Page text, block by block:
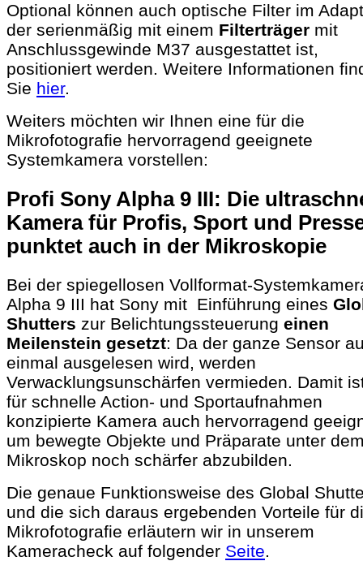
Optional können auch optische Filter im
der serienmäßig mit einem Filterträger mit
Anschlussgewinde M37 ausgestattet ist,
positioniert werden. Weitere Informationen
Sie hier.
Weiters möchten wir Ihnen eine für die
Mikrofotografie hervorragend geeignete
Systemkamera vorstellen:
Profi Sony Alpha 9 III: Die
Kamera für Profis, Sport und
punktet auch in der Mikroskopie
Bei der spiegellosen Vollformat-
Alpha 9 III hat Sony mit Einführung eines
Shutters zur Belichtungssteuerung einen
Meilenstein gesetzt: Da der ganze Sensor
einmal ausgelesen wird, werden
Verwacklungsunschärfen vermieden. Damit
für schnelle Action- und Sportaufnahmen
konzipierte Kamera auch hervorragend
um bewegte Objekte und Präparate unter
Mikroskop noch schärfer abzubilden.
Die genaue Funktionsweise des Global
und die sich daraus ergebenden Vorteile für
Mikrofotografie erläutern wir in unserem
Kameracheck auf folgender Seite.